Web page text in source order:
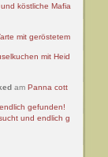
köstliche Mafia
mit geröstetem
mit Heid
am Panna cott
gefunden!
und endlich g